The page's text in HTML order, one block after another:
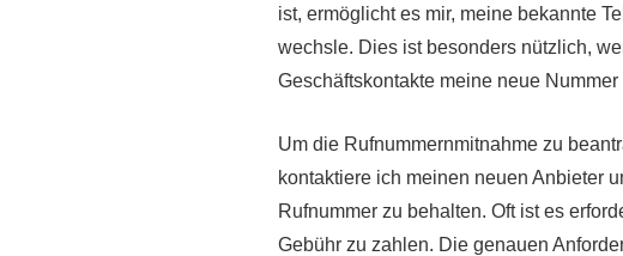
ist, ermöglicht es mir, meine bekannte
wechsle. Dies ist besonders nützlich,
Geschäftskontakte meine neue
Um die Rufnummernmitnahme zu
kontaktiere ich meinen neuen Anbieter
Rufnummer zu behalten. Oft ist es
Gebühr zu zahlen. Die genauen